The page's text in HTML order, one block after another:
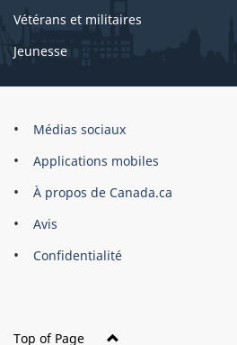
Vétérans et militaires
Jeunesse
Marque
du
site
Médias sociaux
Applications mobiles
À propos de Canada.ca
Avis
Confidentialité
Top of Page